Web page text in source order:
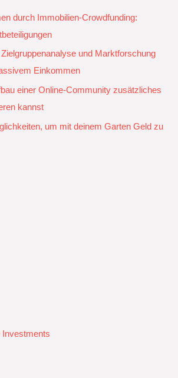
durch Immobilien-Crowdfunding:
und Marktforschung
Einkommen
einer Online-Community zusätzliches
kannst
um mit deinem Garten Geld zu
Investments